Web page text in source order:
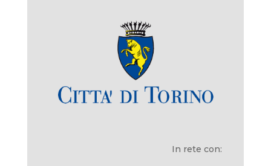
In rete con: